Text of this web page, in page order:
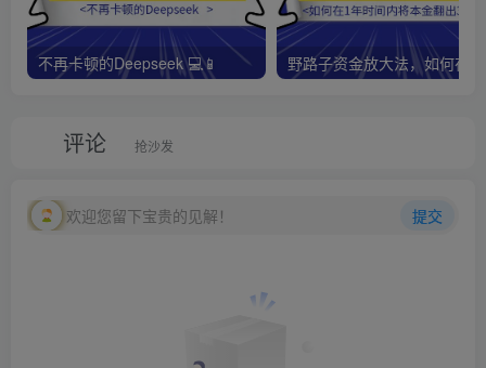
不再卡顿的Deepseek 💻📱
评论 抢沙发
欢迎您留下宝贵的见解！ 提交